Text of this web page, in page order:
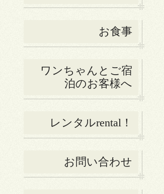
お食事
ワンちゃんとご宿
泊のお客様へ
レンタルrental！
お問い合わせ